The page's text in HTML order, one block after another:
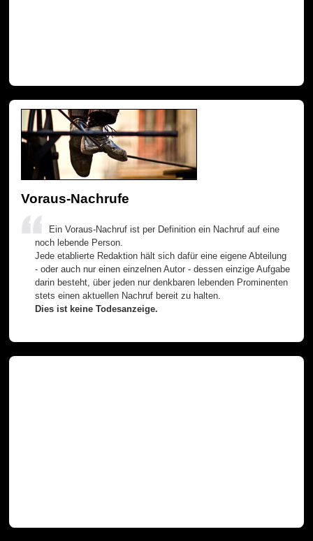
Voraus-Nachrufe
Ein Voraus-Nachruf ist per Definition ein Nachruf auf eine
noch lebende Person.
Jede etablierte Redaktion hält sich dafür eine eigene Abteilung
- oder auch nur einen einzelnen Autor - dessen einzige Aufgabe
darin besteht, über jeden nur denkbaren lebenden Prominenten
stets einen aktuellen Nachruf bereit zu halten.
Dies ist keine Todesanzeige.